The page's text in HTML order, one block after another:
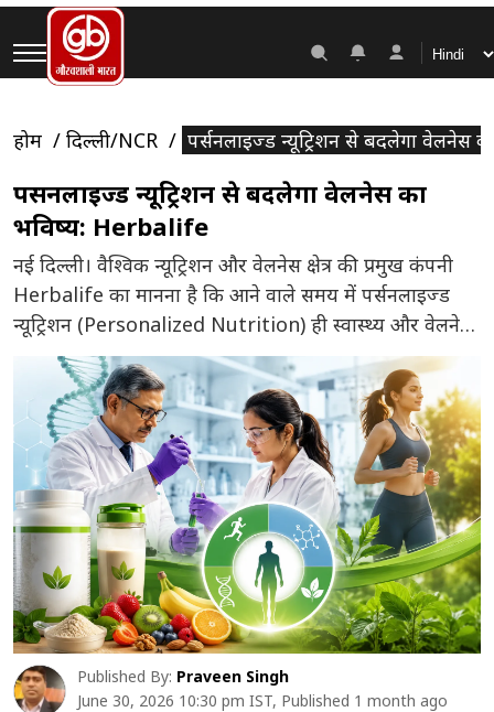
होम दिल्ली/NCR पर्सनलाइज्ड न्यूट्रिशन से बदलेगा वेलनेस
पर्सनलाइज्ड न्यूट्रिशन से बदलेगा वेलनेस का
भविष्य: Herbalife
नई दिल्ली। वैश्विक न्यूट्रिशन और वेलनेस क्षेत्र की प्रमुख कंपनी
Herbalife का मानना है कि आने वाले समय में पर्सनलाइज्ड
न्यूट्रिशन (Personalized Nutrition) ही स्वास्थ्य और वेलनेस
इंडस्ट्री की दिशा तय करेगा। कंपनी का कहना है कि हर व्यक्ति
की शारीरिक संरचना, जीवनशैली, खानपान की आदतें और
स्वास्थ्य संबंधी आवश्यकताएं अलग होती हैं। ऐसे में […]
Published By: Praveen Singh
June 30, 2026 10:30 pm IST, Published 1 month ago